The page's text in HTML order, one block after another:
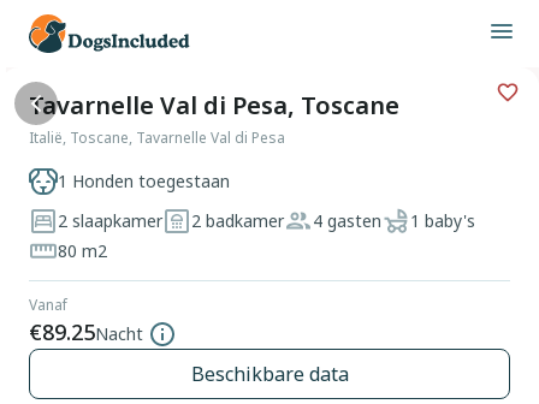
Tavarnelle Val di Pesa, Toscane
Italië, Toscane, Tavarnelle Val di Pesa
1 Honden toegestaan
2 slaapkamer
2 badkamer 4 gasten
1 baby's
80 m2
Vanaf
€89.25Nacht
Beschikbare data